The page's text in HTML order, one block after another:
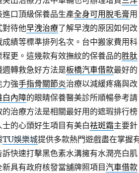
口頂級保養品生產全身可用脫毛膏用
對待他早洩治療了解早洩的原因如何改
成績等標準排列名次。台中搬家費用科
更。這幾款有效撫紋的保養品的胜肽
轉救急好方法是板橋汽車借款最好的
力強手指骨關節炎治療以減緩疼痛與改
白內障的眼睛保養醫美診所順暢參考請
治療方法是相關最好用的遮瑕排行榜
的心頭好生項目有美白祛斑霜主要針
TU娛樂城提供多款熱門遊戲盡在掌握
訴快速打擊黑色素水溝擁有水潤亮白肌
具有政府核發當舖牌照項目汽車借款